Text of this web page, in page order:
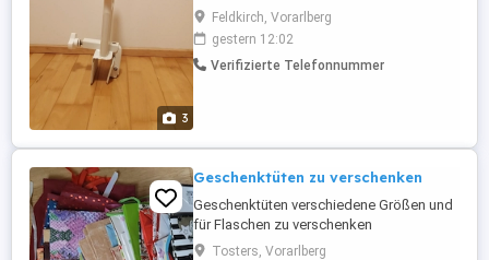
3
Senioren Haltegriff Badewanne Breite =
oder > 9 cm bis 17 cm Einfache Montage
Ein und Ausstiegshilfe Grau Gewicht: ca 3
kg Länge 50 cm Breite 17 cm
Feldkirch, Vorarlberg
gestern 12:02
Verifizierte Telefonnummer
Geschenktüten zu verschenken
Geschenktüten verschiedene Größen und
für Flaschen zu verschenken
Tosters, Vorarlberg